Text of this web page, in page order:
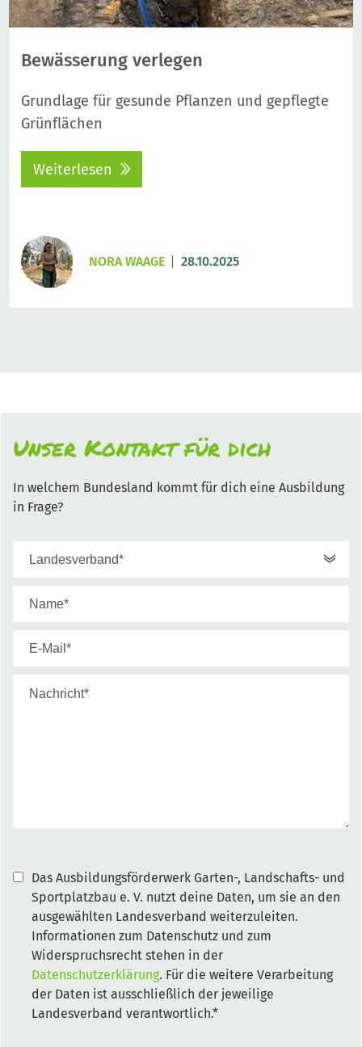
Bewässerung verlegen
Grundlage für gesunde Pflanzen und gepflegte
Grünflächen
Weiterlesen
NORA WAAGE 28.10.2025
Unser Kontakt für dich
In welchem Bundesland kommt für dich eine Ausbildung
in Frage?
Das Ausbildungsförderwerk Garten-, Landschafts- und
Sportplatzbau e. V. nutzt deine Daten, um sie an den
ausgewählten Landesverband weiterzuleiten.
Informationen zum Datenschutz und zum
Widerspruchsrecht stehen in der
Datenschutzerklärung. Für die weitere Verarbeitung
der Daten ist ausschließlich der jeweilige
Landesverband verantwortlich.*